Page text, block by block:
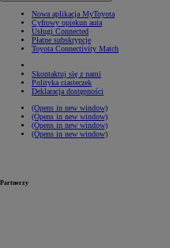
Nowa aplikacja MyToyota
Cyfrowy opiekun auta
Usługi Connected
Płatne subskrypcje
Toyota Connectivity Match
Skontaktuj się z nami
Polityka ciasteczek
Deklaracja dostępności
(Opens in new window)
(Opens in new window)
(Opens in new window)
(Opens in new window)
Partnerzy